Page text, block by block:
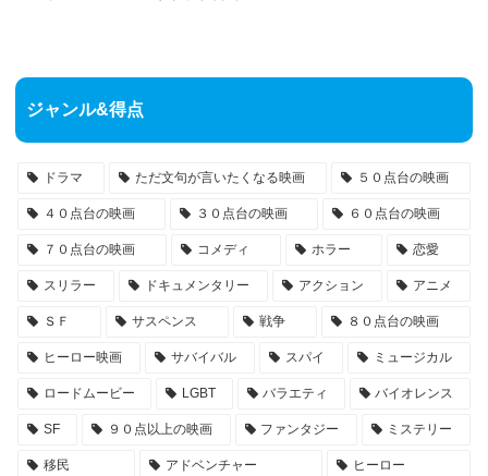
ジャンル&得点
ドラマ ただ文句が言いたくなる映画 ５０点台の映画
４０点台の映画 ３０点台の映画 ６０点台の映画
７０点台の映画 コメディ ホラー 恋愛
スリラー ドキュメンタリー アクション アニメ
ＳＦ サスペンス 戦争 ８０点台の映画
ヒーロー映画 サバイバル スパイ ミュージカル
ロードムービー LGBT バラエティ バイオレンス
SF ９０点以上の映画 ファンタジー ミステリー
移民 アドベンチャー ヒーロー